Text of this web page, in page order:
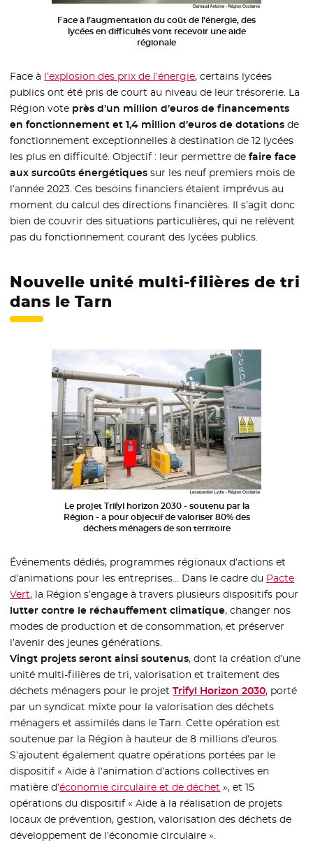
Face à l’augmentation du coût de l’énergie, des
lycées en difficultés vont recevoir une aide
régionale
Face à l’explosion des prix de l’énergie, certains lycées
publics ont été pris de court au niveau de leur trésorerie. La
Région vote près d’un million d’euros de financements
en fonctionnement et 1,4 million d’euros de dotations de
fonctionnement exceptionnelles à destination de 12 lycées
les plus en difficulté. Objectif : leur permettre defaire face
aux surcoûts énergétiques sur les neuf premiers mois de
l’année 2023. Ces besoins financiers étaient imprévus au
moment du calcul des directions financières. Il s’agit donc
bien de couvrir des situations particulières, qui ne relèvent
pas du fonctionnement courant des lycées publics.
Nouvelle unité multi-filières de tri
dans le Tarn
Le projet Trifyl horizon 2030 - soutenu par la
Région - a pour objectif de valoriser 80% des
déchets ménagers de son territoire
Événements dédiés, programmes régionaux d’actions et
d’animations pour les entreprises… Dans le cadre du Pacte
Vert, la Région s’engage à travers plusieurs dispositifs pour
lutter contre le réchauffement climatique, changer nos
modes de production et de consommation, et préserver
l’avenir des jeunes générations.
Vingt projets seront ainsi soutenus, dont la création d’une
unité multi-filières de tri, valorisation et traitement des
déchets ménagers pour le projetTrifyl Horizon 2030-
, porté
par un syndicat mixte pour la valorisation des déchets
ménagers et assimilés dans le Tarn. Cette opération est
soutenue par la Région à hauteur de 8 millions d’euros.
S’ajoutent également quatre opérations portées par le
dispositif « Aide à l’animation d’actions collectives en
matière d’économie circulaire et de déchet », et 15
opérations du dispositif « Aide à la réalisation de projets
locaux de prévention, gestion, valorisation des déchets de
développement de l’économie circulaire ».